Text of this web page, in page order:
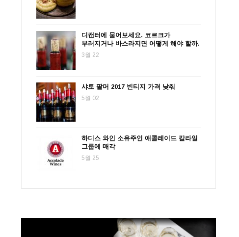
디캔터에 물어보세요. 코르크가
부러지거나 바스라지면 어떻게 해야 할까.
3월 22
샤토 팔머 2017 빈티지 가격 낮춰
5월 02
하디스 와인 소유주인 애콜레이드 칼라일
그룹에 매각
5월 25